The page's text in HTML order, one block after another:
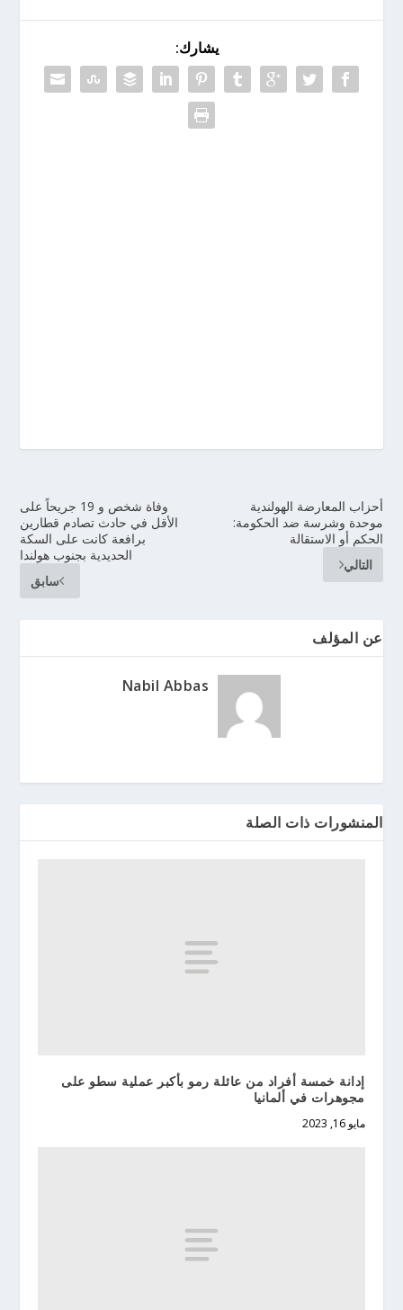
يشارك:
وفاة شخص و 19 جريحاً على
الأقل في حادث تصادم قطارين
برافعة كانت على السكة
الحديدية بجنوب هولندا
سابق
أحزاب المعارضة الهولندية
موحدة وشرسة ضد الحكومة:
الحكم أو الاستقالة
التالي
عن المؤلف
Nabil Abbas
المنشورات ذات الصلة
إدانة خمسة أفراد من عائلة رمو بأكبر عملية سطو على
مجوهرات في ألمانيا
مايو 16, 2023